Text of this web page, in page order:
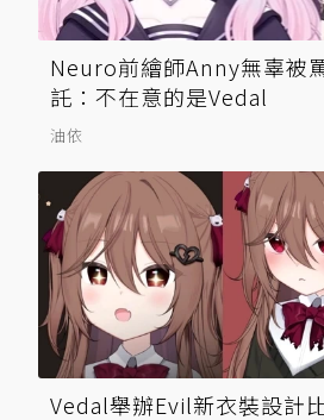
Neuro前繪師Anny無辜被
託：不在意的是Vedal
油依
Vedal舉辦Evil新衣裝設計